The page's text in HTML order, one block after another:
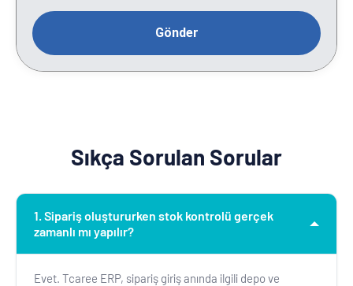
Sıkça Sorulan Sorular
1. Sipariş oluştururken stok kontrolü gerçek
zamanlı mı yapılır?
Evet. Tcaree ERP, sipariş giriş anında ilgili depo ve